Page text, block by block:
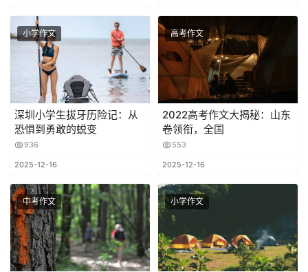
小学作文
深圳小学生拔牙历险记：从
恐惧到勇敢的蜕变
936
2025-12-16
高考作文
2022高考作文大揭秘：山东
卷领衔，全国
553
2025-12-16
中考作文 小学作文